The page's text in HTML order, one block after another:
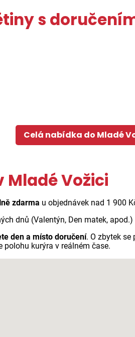
s
Celá nabídka do Mladé
Mladé Vožici
zdarma u objednávek nad 1 900
dnů (Valentýn, Den matek, apod.)
den a místo doručení. O zbytek
kurýra v reálném čase.